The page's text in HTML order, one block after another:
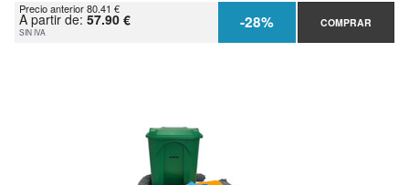
Precio anterior 80.41 €
A partir de: 57.90 €
SIN IVA -28% COMPRAR